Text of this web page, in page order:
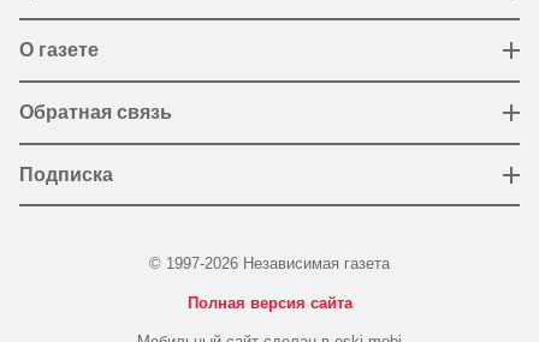
О газете
Обратная связь
Подписка
© 1997-2026 Независимая газета
Полная версия сайта